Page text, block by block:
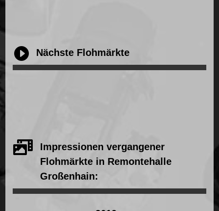
 Nächste Flohmärkte

Impressionen vergangener
Flohmärkte in Remontehalle
Großenhain: